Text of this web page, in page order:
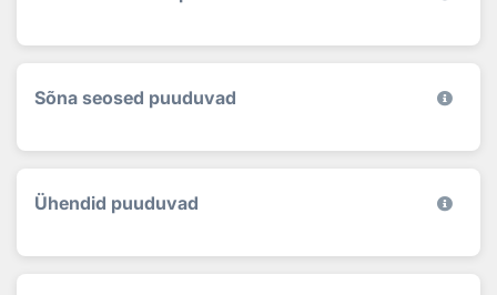
Sõna seosed puuduvad
Ühendid puuduvad